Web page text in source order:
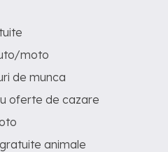
moto
de munca
oferte de cazare
animale